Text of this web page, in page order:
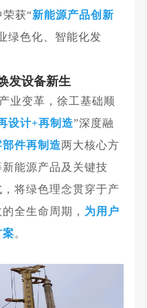
获“新能源产品创新
绿色化、智能化发
发设备新生
业变革，徐工基础顺
设计+再制造”深度融
件再制造两大核心方
能源产品及关键技
将绿色理念贯穿于产
全生命周期 ， 为用户
案。